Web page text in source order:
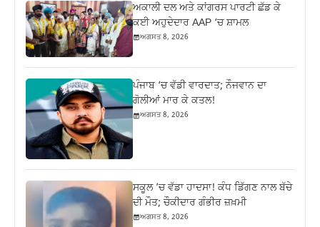
ਅਕਾਲੀ ਦਲ ਅਤੇ ਕਾਂਗਰਸ ਪਾਰਟੀ ਛੱਡ ਕੇ
ਕਈ ਅਹੁਦੇਦਾਰ AAP ‘ਚ ਸ਼ਾਮਲ
ਅਗਸਤ 8, 2026
ਪੰਜਾਬ ‘ਚ ਵੱਡੀ ਵਾਰਦਾਤ; ਨੌਜਵਾਨ ਦਾ
ਗੋਲੀਆਂ ਮਾਰ ਕੇ ਕਤਲ!
ਅਗਸਤ 8, 2026
ਸਕੂਲ ’ਚ ਵੱਡਾ ਹਾਦਸਾ! ਕੰਧ ਡਿੱਗਣ ਨਾਲ ਬੱਚੇ
ਦੀ ਮੌਤ; ਚੌਕੀਦਾਰ ਗੰਭੀਰ ਜ਼ਖ਼ਮੀ
ਅਗਸਤ 8, 2026